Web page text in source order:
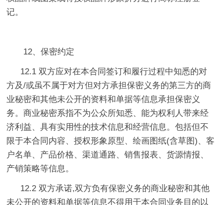
记。
12、保密约定
12.1 双方应对在本合同签订和履行过程中知悉的对
方及/或虽不属于对方但对方承担保密义务的第三方的商
业秘密和其他未公开的资料和单据等信息承担保密义
务。商业秘密系指不为公众所知悉、能为权利人带来经
济利益、具有实用性的技术信息和经营信息。包括但不
限于本合同内容、授权形象原型、绘画图纸(含草图)、客
户名单、产品价格、渠道通路、销售报表、货源情报、
产销策略等信息。
12.2 双方承诺,双方负有保密义务的商业秘密和其他
未公开的资料和单据等信息不得用于本合同业务目的以